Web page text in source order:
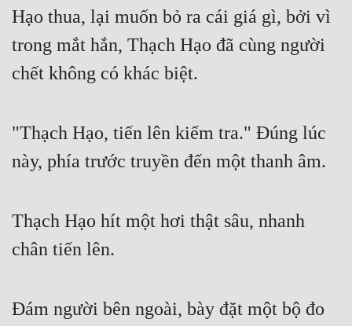
Hạo thua, lại muốn bỏ ra cái giá gì, bởi vì
trong mắt hắn, Thạch Hạo đã cùng người
chết không có khác biệt.
"Thạch Hạo, tiến lên kiểm tra." Đúng lúc
này, phía trước truyền đến một thanh âm.
Thạch Hạo hít một hơi thật sâu, nhanh
chân tiến lên.
Đám người bên ngoài, bày đặt một bộ đo